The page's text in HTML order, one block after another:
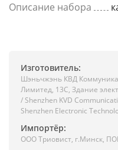
Описание набора
Изготовитель:
Шэньчжэнь КВД
Лимитед, 13C, Здание
/ Shenzhen KVD
Shenzhen Electronic
Импортёр:
ООО Триовист, г.Минск,